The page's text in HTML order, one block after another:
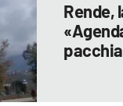
Rende,